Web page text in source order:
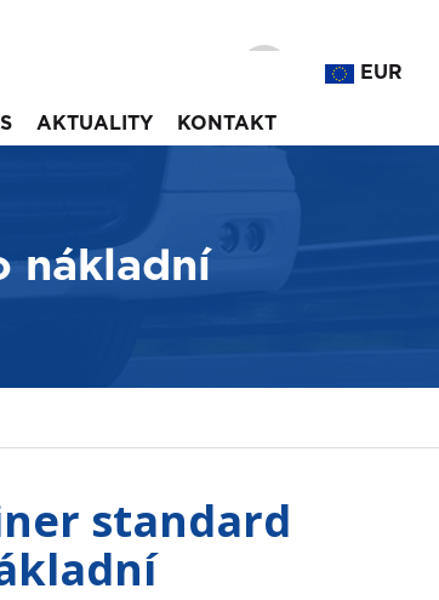
EUR
AKTUALITY KONTAKT
nákladní
standard